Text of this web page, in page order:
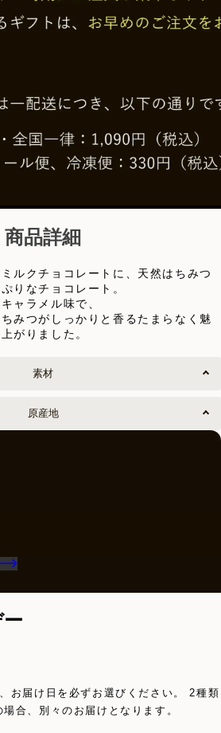
商品詳細
ルクチョコレートに、天然はちみつ
りなチョコレート。
ャラメル味で、
みつがしっかりと香るたまらなく魅
がりました。
素材
原産地
お届け日を必ずお選びください。 2種類
合、別々のお届けとなります。